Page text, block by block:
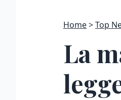
Home Top
La